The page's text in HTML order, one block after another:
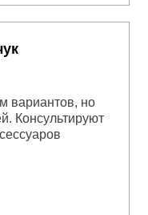
вариантов, но
Консультируют